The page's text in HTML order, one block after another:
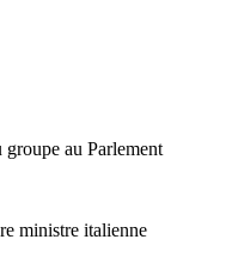
au Parlement
ministre italienne